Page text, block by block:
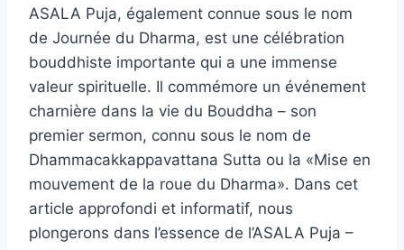
ASALA Puja, également connue sous le nom
de Journée du Dharma, est une célébration
bouddhiste importante qui a une immense
valeur spirituelle. Il commémore un événement
charnière dans la vie du Bouddha – son
premier sermon, connu sous le nom de
Dhammacakkappavattana Sutta ou la «Mise en
mouvement de la roue du Dharma». Dans cet
article approfondi et informatif, nous
plongerons dans l’essence de l’ASALA Puja –